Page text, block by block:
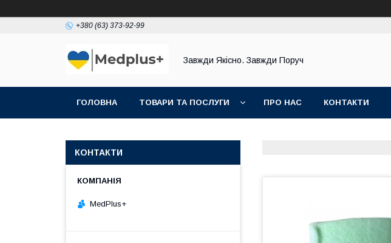
+380 (63) 373-92-99
Завжди Якісно. Завжди Поруч
ГОЛОВНА ТОВАРИ ТА ПОСЛУГИ ПРО НАС КОНТАКТИ
КОНТАКТИ
MedPlus+